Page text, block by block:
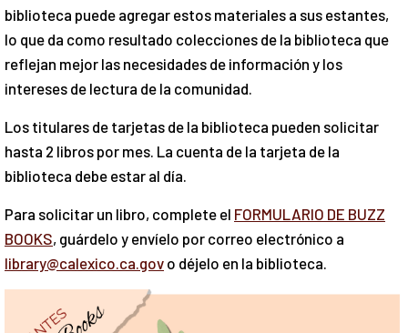
biblioteca puede agregar estos materiales a sus estantes,
lo que da como resultado colecciones de la biblioteca que
reflejan mejor las necesidades de información y los
intereses de lectura de la comunidad.
Los titulares de tarjetas de la biblioteca pueden solicitar
hasta 2 libros por mes. La cuenta de la tarjeta de la
biblioteca debe estar al día.
Para solicitar un libro, complete el FORMULARIO DE BUZZ
BOOKS, guárdelo y envíelo por correo electrónico a
library@calexico.ca.gov o déjelo en la biblioteca.